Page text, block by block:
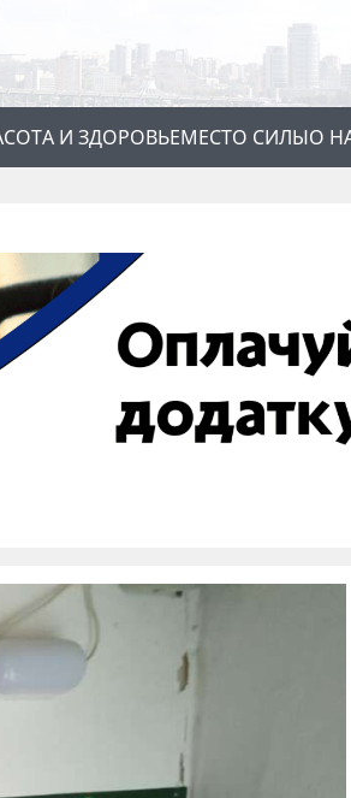
И ЗДОРОВЬЕМЕСТО СИЛЫО
О